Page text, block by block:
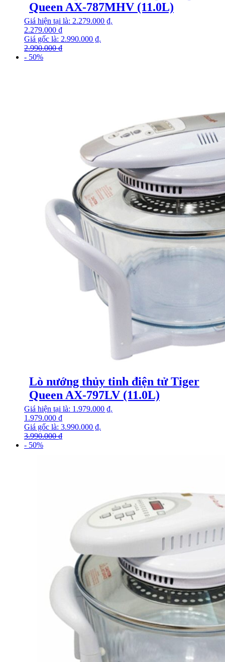
Queen AX-787MHV (11.0L)
2.990.000₫
Giá gốc là: 2.990.000 ₫.
2.279.000 ₫
Giá hiện tại là: 2.279.000 ₫.
- 50%
Lò nướng thủy tinh điện tử Tiger
Queen AX-797LV (11.0L)
3.990.000₫
Giá gốc là: 3.990.000 ₫.
1.979.000 ₫
Giá hiện tại là: 1.979.000 ₫.
- 50%